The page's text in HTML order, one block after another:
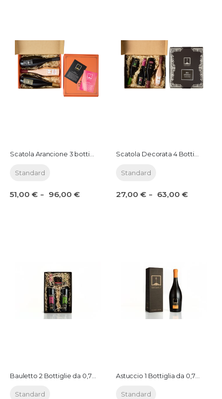
Scatola Arancione 3 bottiglie da 0,75 lt e fino a 3 Gelatine
Standard
51,00 € 96,00 €
Scatola Decorata 4 Bottiglie da 0,33 lt.
Standard
27,00 € 63,00 €
Bauletto 2 Bottiglie da 0,75 lt.
Standard
Astuccio 1 Bottiglia da 0,75 lt.
Standard